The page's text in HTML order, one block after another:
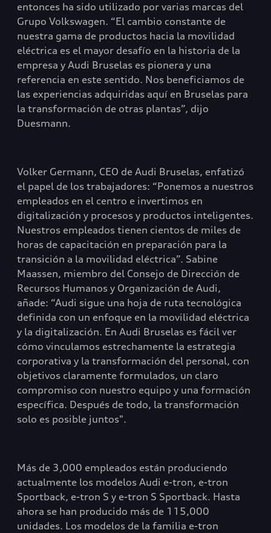
entonces ha sido utilizado por varias marcas del
Grupo Volkswagen. “El cambio constante de
nuestra gama de productos hacia la movilidad
eléctrica es el mayor desafío en la historia de la
empresa y Audi Bruselas es pionera y una
referencia en este sentido. Nos beneficiamos de
las experiencias adquiridas aquí en Bruselas para
la transformación de otras plantas”, dijo
Duesmann.
Volker Germann, CEO de Audi Bruselas, enfatizó
el papel de los trabajadores: “Ponemos a nuestros
empleados en el centro e invertimos en
digitalización y procesos y productos inteligentes.
Nuestros empleados tienen cientos de miles de
horas de capacitación en preparación para la
transición a la movilidad eléctrica”. Sabine
Maassen, miembro del Consejo de Dirección de
Recursos Humanos y Organización de Audi,
añade: “Audi sigue una hoja de ruta tecnológica
definida con un enfoque en la movilidad eléctrica
y la digitalización. En Audi Bruselas es fácil ver
cómo vinculamos estrechamente la estrategia
corporativa y la transformación del personal, con
objetivos claramente formulados, un claro
compromiso con nuestro equipo y una formación
específica. Después de todo, la transformación
solo es posible juntos".
Más de 3,000 empleados están produciendo
actualmente los modelos Audi e-tron, e-tron
Sportback, e-tron S y e-tron S Sportback. Hasta
ahora se han producido más de 115,000
unidades. Los modelos de la familia e-tron